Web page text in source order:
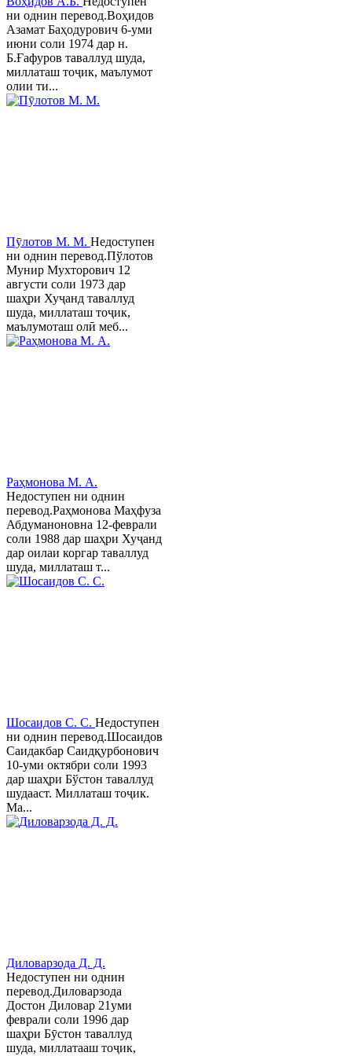
ни однин перевод.Воҳидов
Азамат Баҳодурович 6-уми
июни соли 1974 дар н.
Б.Ғафуров таваллуд шуда,
миллаташ тоҷик, маълумот
олии ти...
Пӯлотов М. М. Недоступен
ни однин перевод.Пўлотов
Мунир Мухторович 12
августи соли 1973 дар
шаҳри Хуҷанд таваллуд
шуда, миллаташ тоҷик,
маълумоташ олӣ меб...
Раҳмонова М. А.
Недоступен ни однин
перевод.Раҳмонова Маҳфуза
Абдуманоновна 12-феврали
соли 1988 дар шаҳри Хуҷанд
дар оилаи коргар таваллуд
шуда, миллаташ т...
Шосаидов С. С. Недоступен
ни однин перевод.Шосаидов
Саидакбар Саидқурбонович
10-уми октябри соли 1993
дар шаҳри Бўстон таваллуд
шудааст. Миллаташ тоҷик.
Ма...
Диловарзода Д. Д.
Недоступен ни однин
перевод.Диловарзода
Достон Диловар 21уми
феврали соли 1996 дар
шаҳри Бӯстон таваллуд
шуда, миллатааш тоҷик,